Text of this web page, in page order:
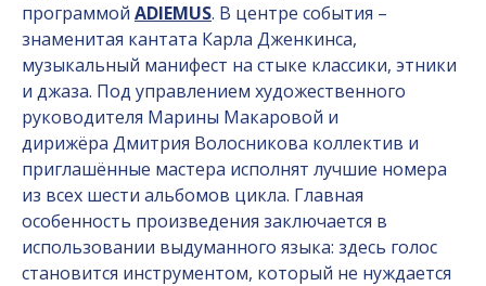
программой ADIEMUS. В центре события –
знаменитая кантата Карла Дженкинса,
музыкальный манифест на стыке классики, этники
и джаза. Под управлением художественного
руководителя Марины Макаровой и
дирижёра Дмитрия Волосникова коллектив и
приглашённые мастера исполнят лучшие номера
из всех шести альбомов цикла. Главная
особенность произведения заключается в
использовании выдуманного языка: здесь голос
становится инструментом, который не нуждается